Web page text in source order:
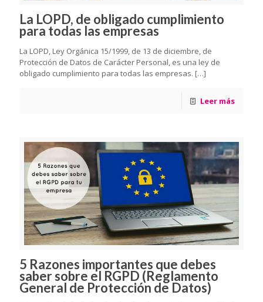
La LOPD, de obligado cumplimiento
para todas las empresas
La LOPD, Ley Orgánica 15/1999, de 13 de diciembre, de
Protección de Datos de Carácter Personal, es una ley de
obligado cumplimiento para todas las empresas. […]
Leer más
5 Razones importantes que debes
saber sobre el RGPD (Reglamento
General de Protección de Datos)